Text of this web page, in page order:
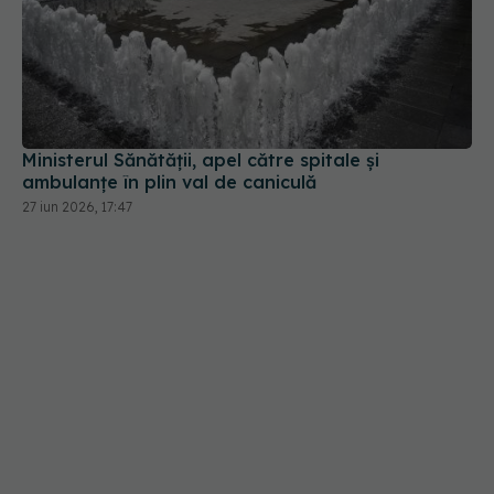
Ministerul Sănătății, apel către spitale și
ambulanțe în plin val de caniculă
27 iun 2026, 17:47